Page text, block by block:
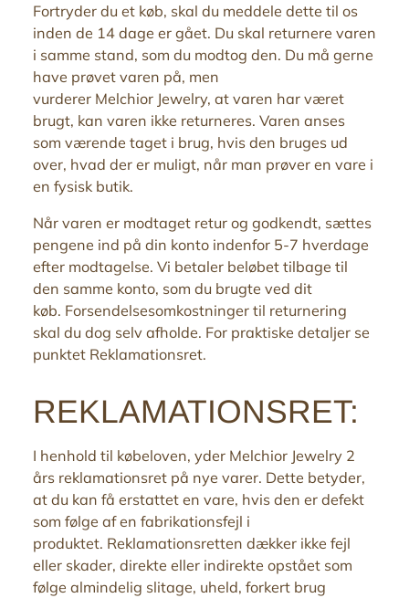
Fortryder du et køb, skal du meddele dette til os
inden de 14 dage er gået. Du skal returnere varen
i samme stand, som du modtog den. Du må gerne
have prøvet varen på, men
vurderer Melchior Jewelry, at varen har været
brugt, kan varen ikke returneres. Varen anses
som værende taget i brug, hvis den bruges ud
over, hvad der er muligt, når man prøver en vare i
en fysisk butik.
Når varen er modtaget retur og godkendt, sættes
pengene ind på din konto indenfor 5-7 hverdage
efter modtagelse. Vi betaler beløbet tilbage til
den samme konto, som du brugte ved dit
køb. Forsendelsesomkostninger til returnering
skal du dog selv afholde. For praktiske detaljer se
punktet Reklamationsret.
REKLAMATIONSRET:
I henhold til købeloven, yder Melchior Jewelry 2
års reklamationsret på nye varer. Dette betyder,
at du kan få erstattet en vare, hvis den er defekt
som følge af en fabrikationsfejl i
produktet. Reklamationsretten dækker ikke fejl
eller skader, direkte eller indirekte opstået som
følge almindelig slitage, uheld, forkert brug